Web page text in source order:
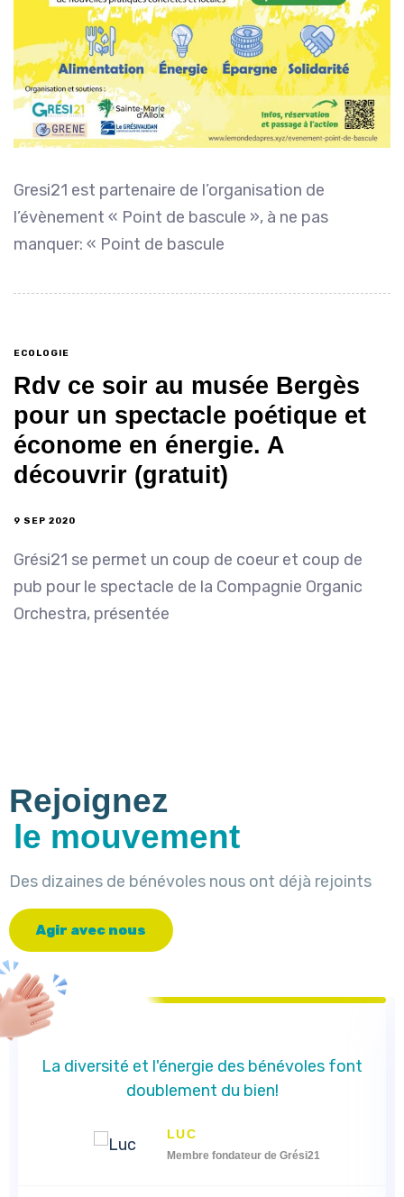
Gresi21 est partenaire de l’organisation de
l’évènement « Point de bascule », à ne pas
manquer: « Point de bascule
ECOLOGIE
Rdv ce soir au musée Bergès
pour un spectacle poétique et
économe en énergie. A
découvrir (gratuit)
9 SEP 2020
Grési21 se permet un coup de coeur et coup de
pub pour le spectacle de la Compagnie Organic
Orchestra, présentée
Rejoignez
le mouvement
Des dizaines de bénévoles nous ont déjà rejoints
Agir avec nous
La diversité et l'énergie des bénévoles font
doublement du bien!
LUC
Membre fondateur de Grési21